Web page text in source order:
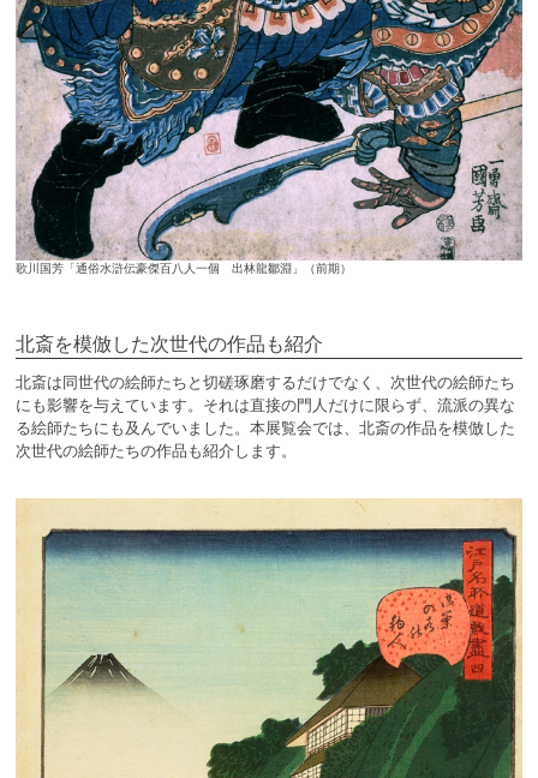
歌川国芳「通俗水滸伝豪傑百八人一個 出林龍鄒淵」（前期）
北斎を模倣した次世代の作品も紹介
北斎は同世代の絵師たちと切磋琢磨するだけでなく、次世代の絵師たち
にも影響を与えています。それは直接の門人だけに限らず、流派の異な
る絵師たちにも及んでいました。本展覧会では、北斎の作品を模倣した
次世代の絵師たちの作品も紹介します。